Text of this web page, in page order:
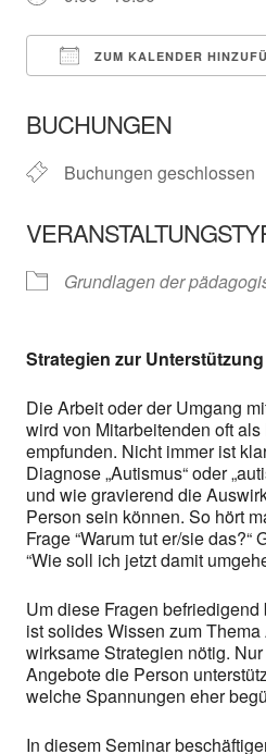
ZUM KALENDER
BUCHUNGEN
Buchungen geschlossen
Grundlagen der
Strategien zur
Die Arbeit oder der Umgang
wird von Mitarbeitenden oft
empfunden. Nicht immer ist
Diagnose „Autismus“ oder
und wie gravierend die
Person sein können. So hört
Frage “Warum tut er/sie das?“
“Wie soll ich jetzt damit
Um diese Fragen
ist solides Wissen zum
wirksame Strategien nötig.
Angebote die Person
welche Spannungen eher
In diesem Seminar